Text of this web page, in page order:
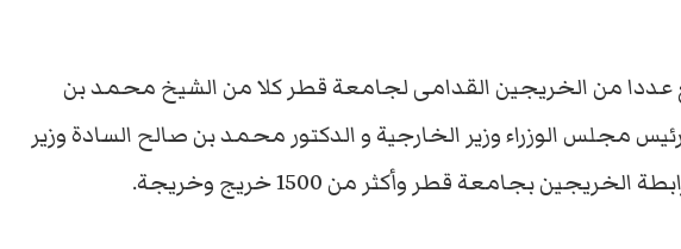
من الخريجين القدامى لجامعة قطر كلا من الشيخ محمد بن
مجلس الوزراء وزير الخارجية و الدكتور محمد بن صالح السادة وزير
بجامعة قطر وأكثر من 1500 خريج وخريجة.